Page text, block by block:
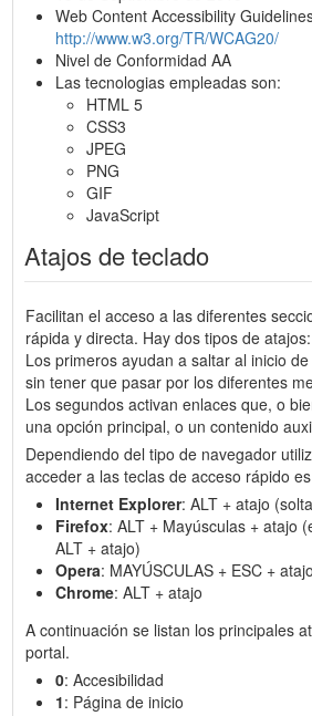
Web Content Accessibility
http://www.w3.org/TR/WCAG20/
Nivel de Conformidad AA
Las tecnologias empleadas son:
HTML 5
CSS3
JPEG
PNG
GIF
JavaScript
Atajos de teclado
Facilitan el acceso a las diferentes
rápida y directa. Hay dos tipos de
Los primeros ayudan a saltar al inicio
sin tener que pasar por los diferentes
Los segundos activan enlaces que, o
una opción principal, o un contenido
Dependiendo del tipo de navegador
acceder a las teclas de acceso rápido
Internet Explorer: ALT + atajo
Firefox: ALT + Mayúsculas + atajo
ALT + atajo)
Opera: MAYÚSCULAS + ESC + atajo
Chrome: ALT + atajo
A continuación se listan los principales
portal.
0: Accesibilidad
1: Página de inicio